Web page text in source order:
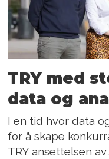
TRY med
data og
I en tid hvor data
for å skape
TRY ansettelsen